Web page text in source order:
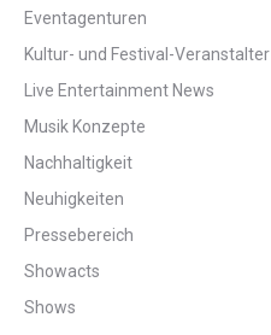
Eventagenturen
Kultur- und Festival-Veranstalter
Live Entertainment News
Musik Konzepte
Nachhaltigkeit
Neuhigkeiten
Pressebereich
Showacts
Shows